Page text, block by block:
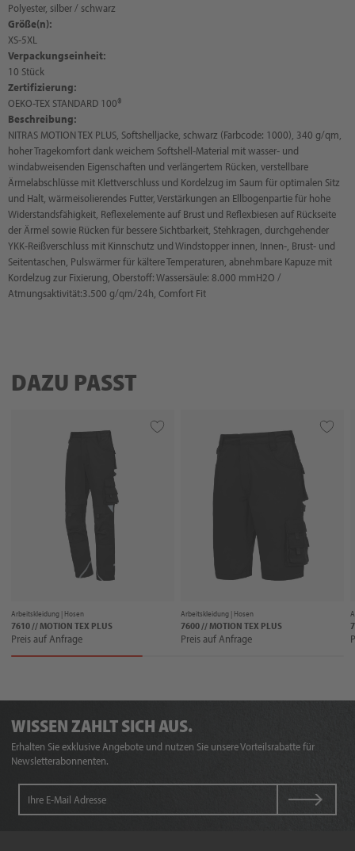
Polyester, silber / schwarz
Größe(n):
XS-5XL
Verpackungseinheit:
10 Stück
Zertifizierung:
OEKO-TEX STANDARD 100®
Beschreibung:
NITRAS MOTION TEX PLUS, Softshelljacke, schwarz (Farbcode: 1000), 340 g/qm,
hoher Tragekomfort dank weichem Softshell-Material mit wasser- und
windabweisenden Eigenschaften und verlängertem Rücken, verstellbare
Ärmelabschlüsse mit Klettverschluss und Kordelzug im Saum für optimalen Sitz
und Halt, wärmeisolierendes Futter, Verstärkungen an Ellbogenpartie für hohe
Widerstandsfähigkeit, Reflexelemente auf Brust und Reflexbiesen auf Rückseite
der Ärmel sowie Rücken für bessere Sichtbarkeit, Stehkragen, durchgehender
YKK-Reißverschluss mit Kinnschutz und Windstopper innen, Innen-, Brust- und
Seitentaschen, Pulswärmer für kältere Temperaturen, abnehmbare Kapuze mit
Kordelzug zur Fixierung, Oberstoff: Wassersäule: 8.000 mmH2O /
Atmungsaktivität:3.500 g/qm/24h, Comfort Fit
DAZU PASST
Arbeitskleidung | Hosen
7610 // MOTION TEX PLUS
Preis auf Anfrage
Arbeitskleidung | Hosen
7600 // MOTION TEX PLUS
Preis auf Anfrage
WISSEN ZAHLT SICH AUS.
Erhalten Sie exklusive Angebote und nutzen Sie unsere Vorteilsrabatte für
Newsletterabonnenten.